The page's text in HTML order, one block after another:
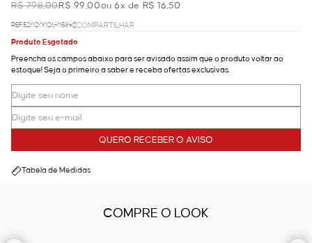
R$ 798,00R$ 99,00ou 6x de R$ 16,50
REF.52.02.0026-058
COMPARTILHAR
Produto Esgotado
Preencha os campos abaixo para ser avisado assim que o produto voltar ao
estoque! Seja o primeiro a saber e receba ofertas exclusivas.
QUERO RECEBER O AVISO
Tabela de Medidas
COMPRE O LOOK